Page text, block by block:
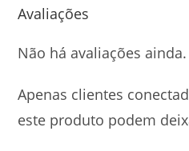
Avaliações
Não há avaliações ainda.
Apenas clientes
este produto podem